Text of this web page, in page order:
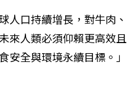
人口持續增長，對牛肉、
來人類必須仰賴更高效且
安全與環境永續目標。」